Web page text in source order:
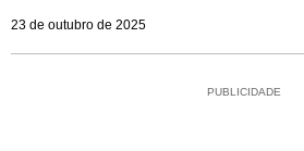
23 de outubro de 2025
PUBLICIDADE